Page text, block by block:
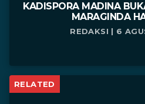
KADISPORA MADINA
MARAGINDA
REDAKSI | 6
RELATED